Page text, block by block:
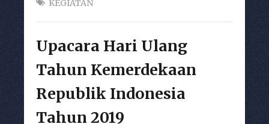
KEGIATAN
Upacara Hari Ulang
Tahun Kemerdekaan
Republik Indonesia
Tahun 2019